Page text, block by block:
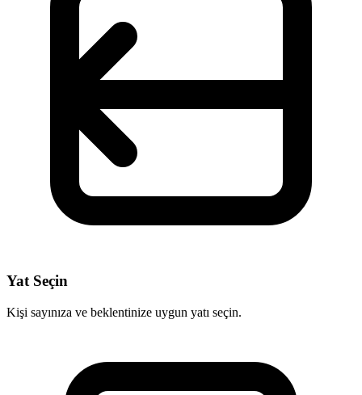
Yat Seçin
Kişi sayınıza ve beklentinize uygun yatı seçin.